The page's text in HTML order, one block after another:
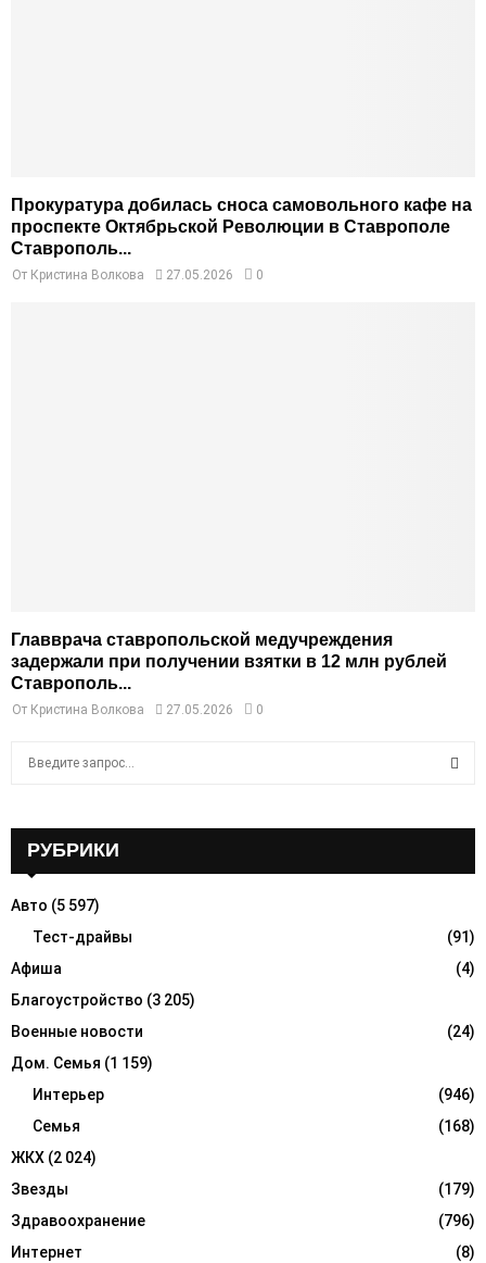
Прокуратура добилась сноса самовольного кафе на
проспекте Октябрьской Революции в Ставрополе
Ставрополь...
От Кристина Волкова 27.05.2026 0
Главврача ставропольской медучреждения
задержали при получении взятки в 12 млн рублей
Ставрополь...
От Кристина Волкова 27.05.2026 0
o
R
C
H
РУБРИКИ
Авто (5 597)
Тест-драйвы
(91)
Афиша
(4)
Благоустройство (3 205)
Военные новости
(24)
Дом. Семья (1 159)
Интерьер
(946)
Семья
(168)
ЖКХ (2 024)
Звезды
(179)
Здравоохранение
(796)
Интернет
(8)